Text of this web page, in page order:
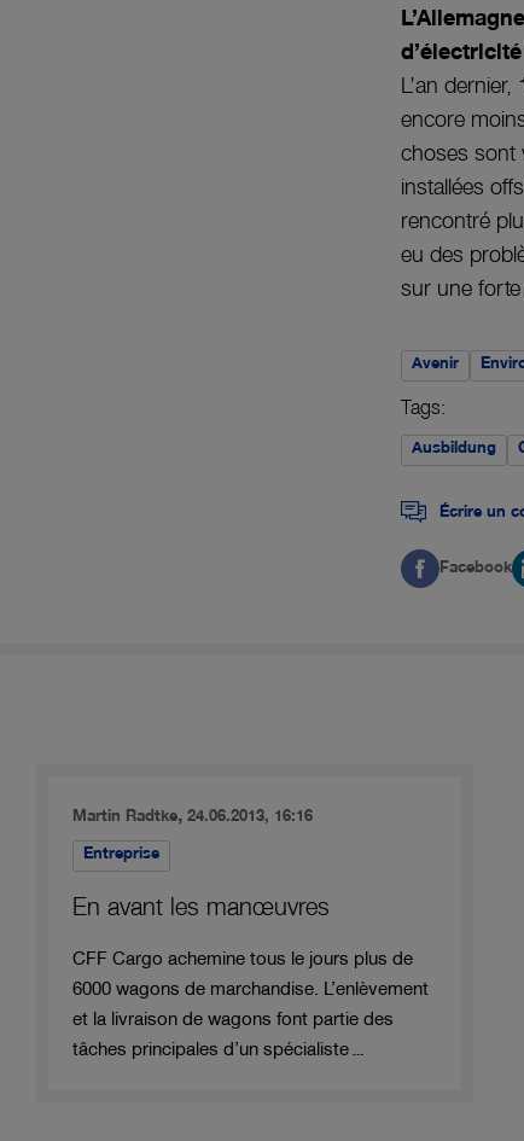
L’an
encore
choses sont
installées
rencontré
eu des
sur une forte
Avenir
Tags:
Ausbildung
Écrire un
Facebook
Martin Radtke, 24.06.2013, 16:16
Entreprise
En avant les manœuvres
CFF Cargo achemine tous le jours plus de
6000 wagons de marchandise. L’enlèvement
et la livraison de wagons font partie des
tâches principales d’un spécialiste…